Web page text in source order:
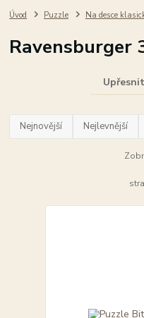
Úvod Puzzle Na desce
Ravensburger
Nejnovější Nejlevnější